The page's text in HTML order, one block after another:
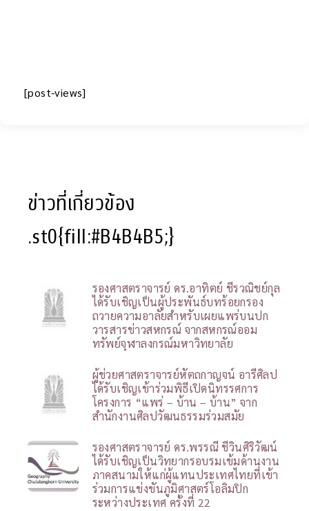
[post-views]
ข่าวที่เกี่ยวข้อง
.st0{fill:#B4B4B5;}
รองศาสตราจารย์ ดร.อาทิตย์ ชีรวณิชย์กุล
ได้รับเชิญเป็นผู้ประพันธ์บทร้อยกรอง
ถวายความอาลัยสำหรับเผยแพร่บนปก
วารสารข่าวสหกรณ์ จากสหกรณ์ออม
ทรัพย์จุฬาลงกรณ์มหาวิทยาลัย
ผู้ช่วยศาสตราจารย์หัตถกาญจน์ อารีศิลป
ได้รับเชิญเข้าร่วมพิธีเปิดนิทรรศการ
โครงการ “แพร่ – บ้าน – บ้าน” จาก
สำนักงานศิลปวัฒนธรรมร่วมสมัย
รองศาสตราจารย์ ดร.พรรณี ชีวินศิริวัฒน์
ได้รับเชิญเป็นวิทยากรอบรมเข้มด้านงาน
ภาคสนามให้แก่ผู้แทนประเทศไทยที่เข้า
ร่วมการแข่งขันภูมิศาสตร์โอลิมปิก
ระหว่างประเทศ ครั้งที่ 22